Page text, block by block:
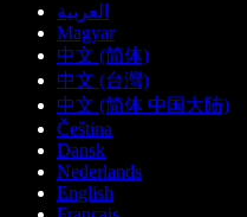
العربية
Magyar
中文 (简体)
中文 (台灣)
中文 (简体 中国大陆)
Čeština
Dansk
Nederlands
English